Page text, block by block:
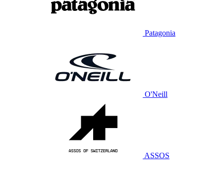
Patagonia
O'Neill
ASSOS